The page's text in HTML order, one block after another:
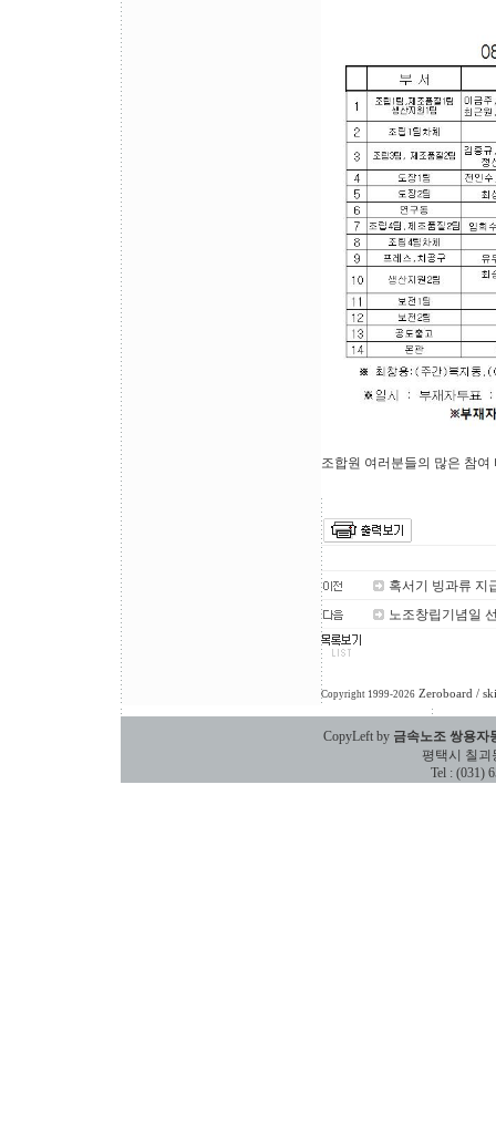
조합원 여러분들의 많은 참여
혹서기 빙과류 지
노조창립기념일
Copyright 1999-2026 Zeroboard /
CopyLeft by 금속노조 쌍용자
평택시 칠괴동
Tel : (031)